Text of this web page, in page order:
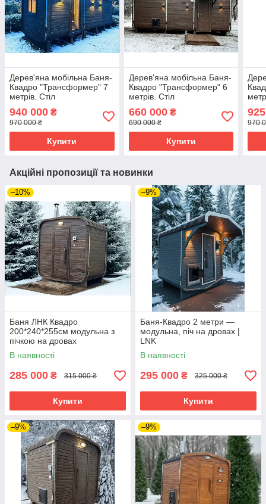
Дерев'яна мобільна Баня-
Квадро "Трансформер" 7
метрів. Стіл
940 000 ₴
970 000 ₴
Купити
Дерев'яна мобільна Баня-
Квадро "Трансформер" 6
метрів. Стіл
660 000₴
690 000 ₴
Купити
970
Акційні пропозиції та новинки
–10%
Баня ЛНК Квадро
200*240*255см модульна з
пічкою на дровах
В наявності
285 000 ₴ 315 000 ₴
Купити
–9%
Баня-Квадро 2 метри —
модульна, піч на дровах |
LNK
В наявності
295 000 ₴ 325 000 ₴
Купити
–9% –9%